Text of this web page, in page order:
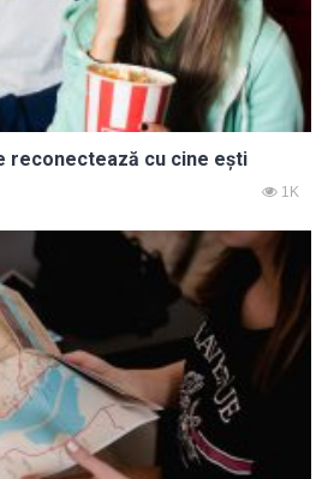
reconectează cu cine ești
1K